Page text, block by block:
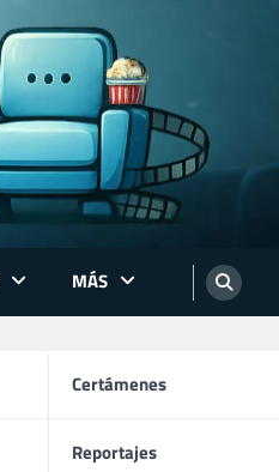
MÁS
Certámenes
Reportajes